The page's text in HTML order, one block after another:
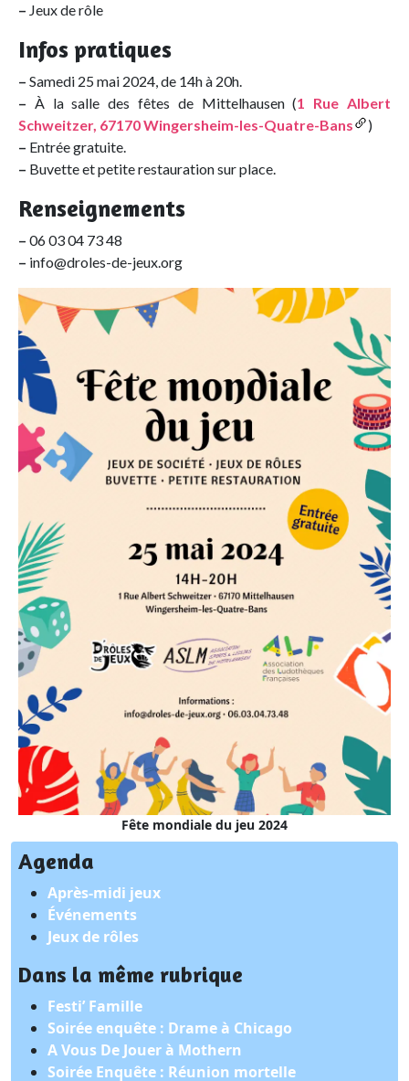
– Jeux de rôle
Infos pratiques
– Samedi 25 mai 2024, de 14h à 20h.
– À la salle des fêtes de Mittelhausen (1 Rue Albert
Schweitzer, 67170 Wingersheim-les-Quatre-Bans
)
– Entrée gratuite.
– Buvette et petite restauration sur place.
Renseignements
– 06 03 04 73 48
– info@droles-de-jeux.org
Fête mondiale du jeu 2024
Agenda
Après-midi jeux
Événements
Jeux de rôles
Dans la même rubrique
Festi’ Famille
Soirée enquête : Drame à Chicago
A Vous De Jouer à Mothern
Soirée Enquête : Réunion mortelle